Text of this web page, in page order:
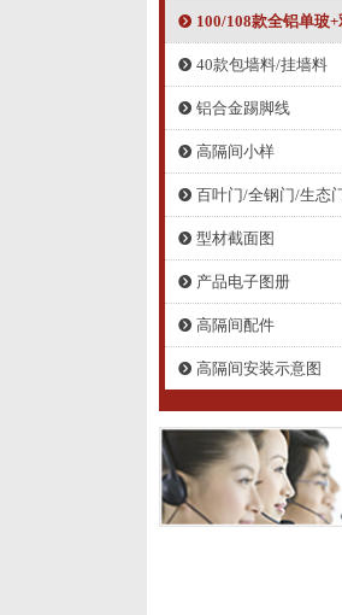
뀹 100/108款全铝单玻
뀹 40款包墙料/挂墙料
뀹 铝合金踢脚线
뀹 高隔间小样
뀹 百叶门/全钢门/生态
뀹 型材截面图
뀹 产品电子图册
뀹 高隔间配件
뀹 高隔间安装示意图